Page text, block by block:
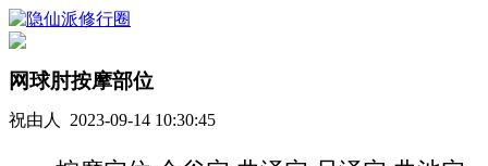
网球肘按摩部位
祝由人 2023-09-14 10:30:45